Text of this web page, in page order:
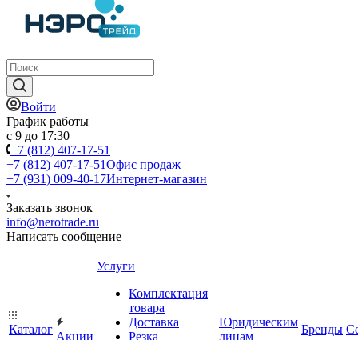
Войти
График работы
с 9 до 17:30
+7 (812) 407-17-51
+7 (812) 407-17-51Офис продаж
+7 (931) 009-40-17Интернет-магазин
Заказать звонок
info@nerotrade.ru
Написать сообщение
Каталог
Акции
Услуги
Комплектация
товара
Доставка
Резка
Юридическим
лицам
Бренды